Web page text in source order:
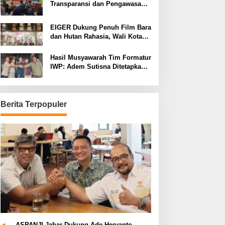
Edukasi,Pemerintahan
Sepertinya Sekda dan Kepala
Menghindar Berikan
Cairnya Bantuan Siswa RMP
Kota Bandung
20, 2024
Transparansi dan Pengawasan
EIGER Dukung Penuh Film Bara
dan Hutan Rahasia, Wali Kota
Hasil Musyawarah Tim Formatur
IWP: Adem Sutisna Ditetapkan
Periode 2026–2028
Berita Terpopuler